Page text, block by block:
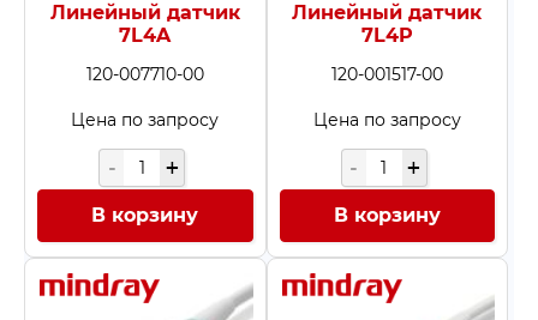
Линейный датчик
7L4A
120-007710-00
Цена по запросу
В корзину
Линейный датчик
7L4P
120-001517-00
Цена по запросу
В корзину